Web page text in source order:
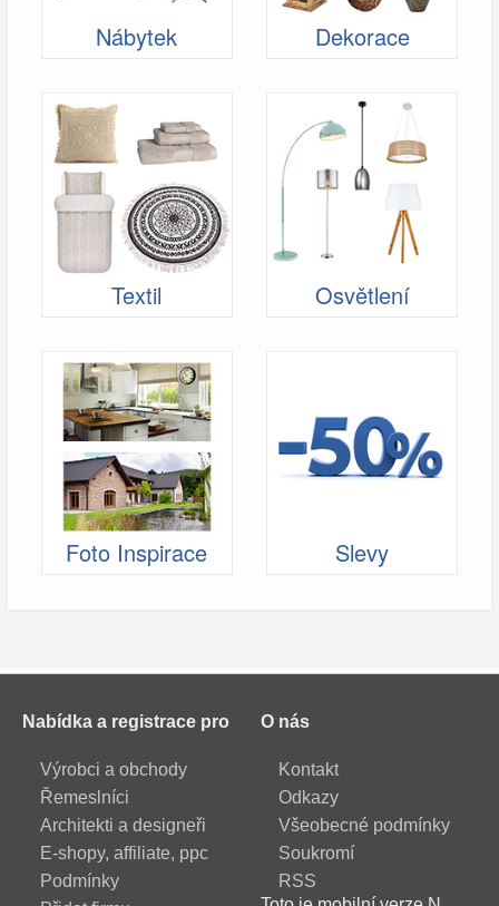
Nábytek Dekorace
Textil Osvětlení
Foto Inspirace Slevy
Nabídka a registrace pro
Výrobci a obchody
Řemeslníci
Architekti a designeři
E-shopy, affiliate, ppc
Podmínky
O nás
Kontakt
Odkazy
Všeobecné podmínky
Soukromí
RSS